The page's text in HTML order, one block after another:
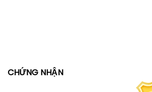
CHỨNG NHẬN